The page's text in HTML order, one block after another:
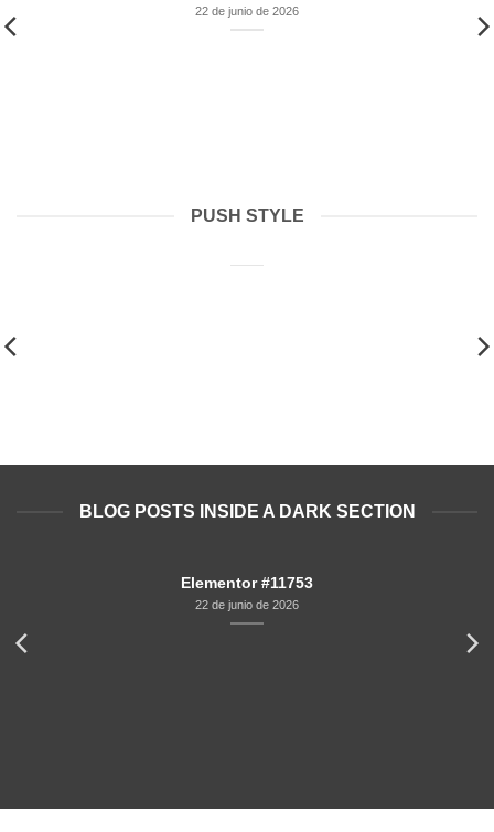
22 de junio de 2026
PUSH STYLE
Elementor #11753
BLOG POSTS INSIDE A DARK SECTION
Elementor #11753
22 de junio de 2026